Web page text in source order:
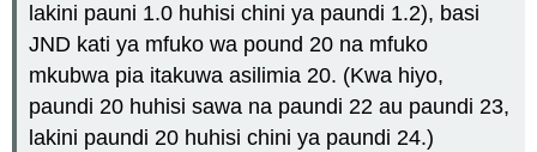
lakini pauni 1.0 huhisi chini ya paundi 1.2), basi
JND kati ya mfuko wa pound 20 na mfuko
mkubwa pia itakuwa asilimia 20. (Kwa hiyo,
paundi 20 huhisi sawa na paundi 22 au paundi 23,
lakini paundi 20 huhisi chini ya paundi 24.)